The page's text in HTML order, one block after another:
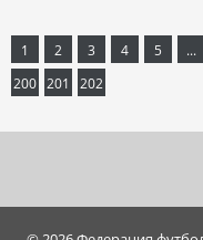
1 2 3 4 5 ...
200 201 202